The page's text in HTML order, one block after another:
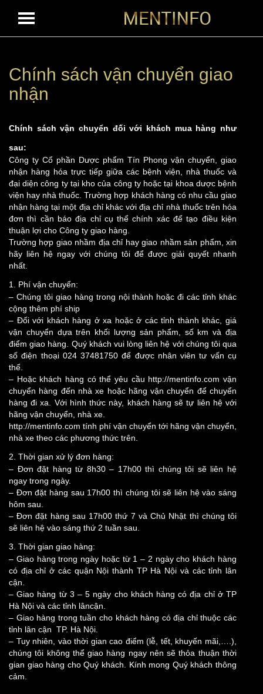
Chính sách vận chuyển giao
nhận
Chính sách vận chuyển đối với khách mua hàng như
sau:
Công ty Cổ phần Dược phẩm Tín Phong vận chuyển, giao
nhận hàng hóa trực tiếp giữa các bệnh viện, nhà thuốc và
đại diện công ty tại kho của công ty hoặc tại khoa dược bệnh
viện hay nhà thuốc. Trường hợp khách hàng có nhu cầu giao
nhận hàng tại một địa chỉ khác với địa chỉ nhà thuốc trên hóa
đơn thì cần báo địa chỉ cụ thể chính xác để tạo điều kiện
thuận lợi cho Công ty giao hàng.
Trường hợp giao nhầm địa chỉ hay giao nhầm sản phẩm, xin
hãy liên hệ ngay với chúng tôi để được giải quyết nhanh
nhất.
1. Phí vận chuyển:
– Chúng tôi giao hàng trong nội thành hoặc đi các tỉnh khác
cộng thêm phí ship
– Đối với khách hàng ở xa hoặc ở các tỉnh thành khác, giá
vận chuyển dựa trên khối lượng sản phẩm, số km và địa
điểm giao hàng. Quý khách vui lòng liên hệ với chúng tôi qua
số điện thoại 024 37481750 để được nhân viên tư vấn cụ
thể.
– Hoặc khách hàng có thể yêu cầu http://mentinfo.com vận
chuyển hàng đến nhà xe hoặc hãng vận chuyển để chuyển
hàng đi xa. Với hình thức này, khách hàng sẽ tự liên hệ với
hãng vận chuyển, nhà xe.
http://mentinfo.com tính phí vận chuyển tới hãng vận chuyển,
nhà xe theo các phương thức trên.
2. Thời gian xử lý đơn hàng:
– Đơn đặt hàng từ 8h30 – 17h00 thì chúng tôi sẽ liên hệ
ngay trong ngày.
– Đơn đặt hàng sau 17h00 thì chúng tôi sẽ liên hệ vào sáng
hôm sau.
– Đơn đặt hàng sau 17h00 thứ 7 và Chủ Nhật thì chúng tôi
sẽ liên hệ vào sáng thứ 2 tuần sau.
3. Thời gian giao hàng:
– Giao hàng trong ngày hoặc từ 1 – 2 ngày cho khách hàng
có địa chỉ ở các quận Nội thành TP Hà Nội và các tỉnh lân
cận.
– Giao hàng từ 3 – 5 ngày cho khách hàng có địa chỉ ở TP
Hà Nội và các tỉnh lâncận.
– Giao hàng trong tuần cho khách hàng có địa chỉ thuộc các
tỉnh lân cận TP. Hà Nội.
– Tuy nhiên, vào thời gian cao điểm (lễ, tết, khuyến mãi,….),
chúng tôi không thể giao hàng ngay nên sẽ thỏa thuận thời
gian giao hàng cho Quý khách. Kính mong Quý khách thông
cảm.